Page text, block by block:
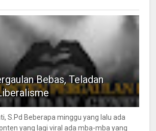
Bebas, Teladan
S.Pd Beberapa minggu yang lalu ada
yang lagi viral ada mba-mba yang